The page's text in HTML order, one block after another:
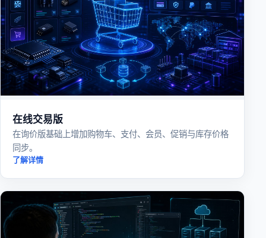
在线交易版
在询价版基础上增加购物车、支付、会员、促销与库存价格
同步。
了解详情